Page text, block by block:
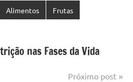
Alimentos Frutas
nas Fases da Vida
Próximo post